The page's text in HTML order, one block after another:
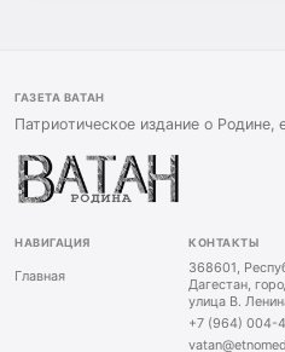
ГАЗЕТА ВАТАН
Патриотическое издание о
НАВИГАЦИЯ
Главная
КОНТАКТЫ
368601,
Дагестан,
улица В.
+7 (964) 004-